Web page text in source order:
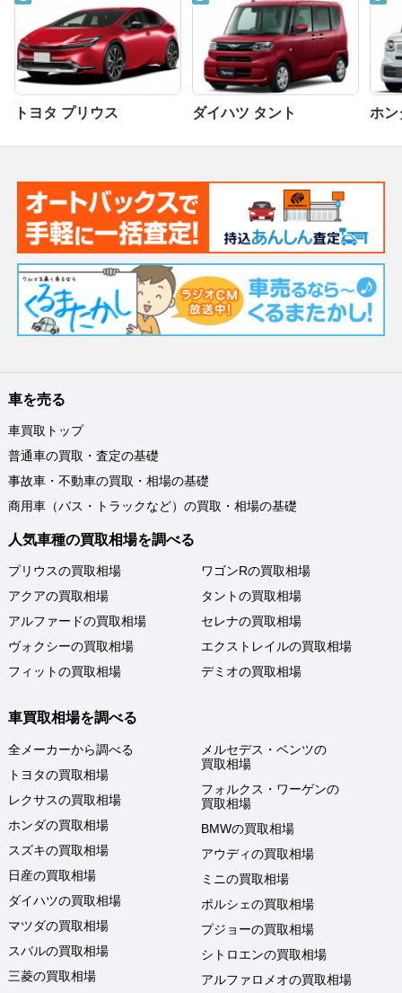
トヨタ プリウス ダイハツ タント ホン
車を売る
車買取トップ
普通車の買取・査定の基礎
事故車・不動車の買取・相場の基礎
商用車（バス・トラックなど）の買取・相場の基礎
人気車種の買取相場を調べる
プリウスの買取相場
アクアの買取相場
アルファードの買取相場
ヴォクシーの買取相場
フィットの買取相場
ワゴンRの買取相場
タントの買取相場
セレナの買取相場
エクストレイルの買取相場
デミオの買取相場
車買取相場を調べる
全メーカーから調べる
トヨタの買取相場
レクサスの買取相場
ホンダの買取相場
スズキの買取相場
日産の買取相場
ダイハツの買取相場
マツダの買取相場
スバルの買取相場
三菱の買取相場
メルセデス・ベンツの
買取相場
フォルクス・ワーゲンの
買取相場
BMWの買取相場
アウディの買取相場
ミニの買取相場
ポルシェの買取相場
プジョーの買取相場
シトロエンの買取相場
アルファロメオの買取相場